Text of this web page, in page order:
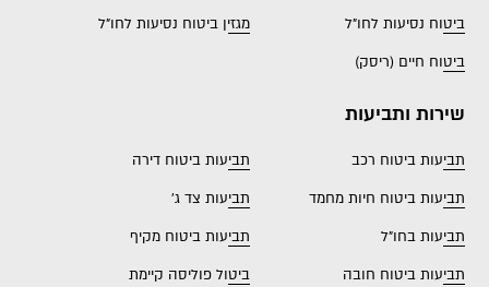
ביטוח נסיעות לחו"ל
מגזין ביטוח נסיעות לחו"ל
ביטוח חיים (ריסק)
שירות ותביעות
תביעות ביטוח רכב
תביעות ביטוח דירה
תביעות ביטוח חיות מחמד
תביעות צד ג'
תביעות בחו"ל
תביעות ביטוח מקיף
תביעות ביטוח חובה
ביטול פוליסה קיימת